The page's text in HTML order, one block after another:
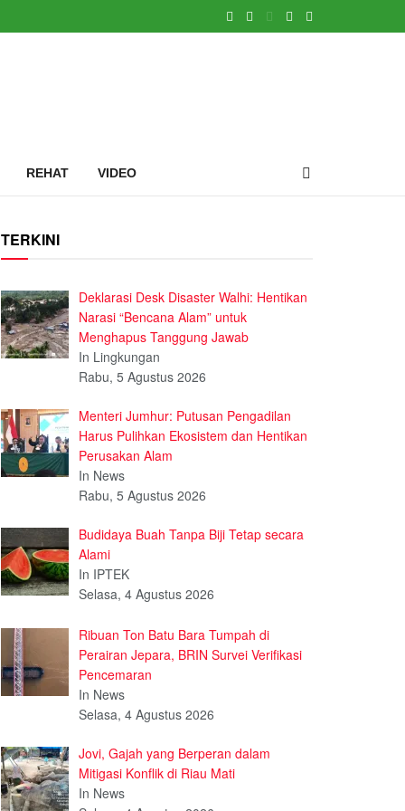
REHAT VIDEO
TERKINI
Deklarasi Desk Disaster Walhi: Hentikan
Narasi “Bencana Alam” untuk
Menghapus Tanggung Jawab
In Lingkungan
Rabu, 5 Agustus 2026
Menteri Jumhur: Putusan Pengadilan
Harus Pulihkan Ekosistem dan Hentikan
Perusakan Alam
In News
Rabu, 5 Agustus 2026
Budidaya Buah Tanpa Biji Tetap secara
Alami
In IPTEK
Selasa, 4 Agustus 2026
Ribuan Ton Batu Bara Tumpah di
Perairan Jepara, BRIN Survei Verifikasi
Pencemaran
In News
Selasa, 4 Agustus 2026
Jovi, Gajah yang Berperan dalam
Mitigasi Konflik di Riau Mati
In News